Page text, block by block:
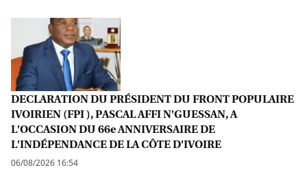
DECLARATION DU PRÉSIDENT DU FRONT POPULAIRE
IVOIRIEN (FPI ), PASCAL AFFI N'GUESSAN, A
L'OCCASION DU 66e ANNIVERSAIRE DE
L'INDÉPENDANCE DE LA CÔTE D'IVOIRE
06/08/2026 16:54